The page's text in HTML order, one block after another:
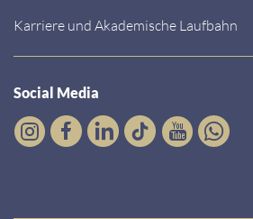
Karriere und Akademische Laufbahn
Social Media